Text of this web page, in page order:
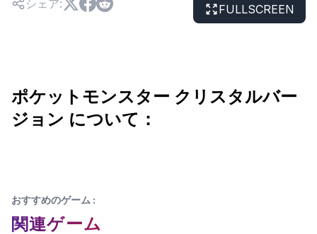
シェア: FULLSCREEN
ポケットモンスター クリスタルバー
ジョン について：
おすすめのゲーム :
関連ゲーム